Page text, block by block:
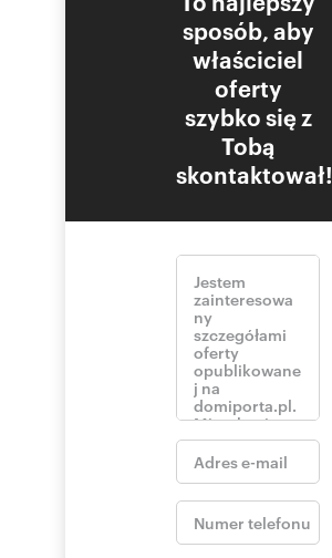
sposób, aby
właściciel
oferty
szybko się z
Tobą
skontaktował!